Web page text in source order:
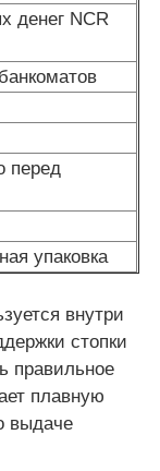
денег NCR
перед
упаковка
внутри
стопки
правильное
плавную
выдаче